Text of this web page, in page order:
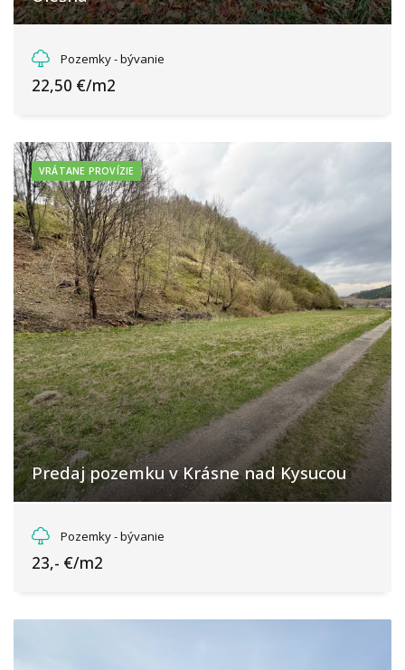
Pozemky - bývanie
22,50 €/m2
VRÁTANE PROVÍZIE
Predaj pozemku v Krásne nad Kysucou
Pozemky - bývanie
23,- €/m2